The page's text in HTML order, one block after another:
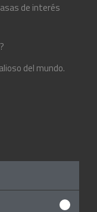
de interés
del mundo.